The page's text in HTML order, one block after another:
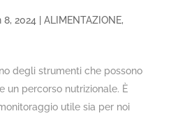
8, 2024 | ALIMENTAZIONE,
degli strumenti che possono
un percorso nutrizionale. È
utile sia per noi